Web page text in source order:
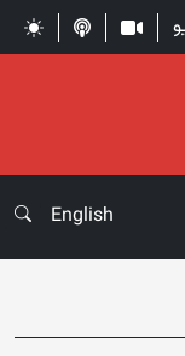
English